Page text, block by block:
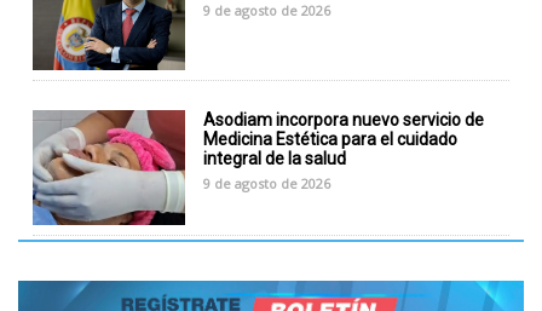
9 de agosto de 2026
Asodiam incorpora nuevo servicio de
Medicina Estética para el cuidado
integral de la salud
9 de agosto de 2026